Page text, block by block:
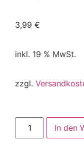
3,99 €
inkl. 19 % MwSt.
zzgl.
In den